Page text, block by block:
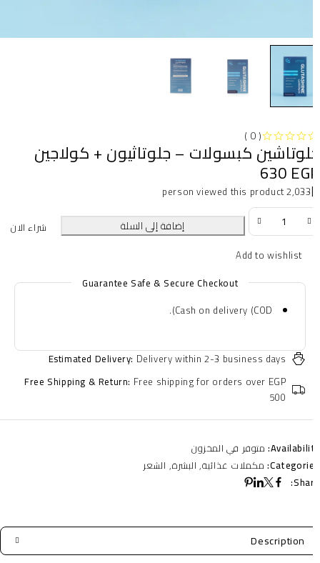
( 0 )
كبسولات – جلوتاثيون + كولاجين
630
2,033 person viewed this product
إضافة إلى السلة شراء الان
Guarantee Safe & Secure Checkout
Cash on delivery (COD).
Estimated Delivery:Delivery within 2-3 business days
Free Shipping & Return:Free shipping for orders over EGP
500
متوفر في المخزون
مكملات غذائية,البشرة,الشعر
Description